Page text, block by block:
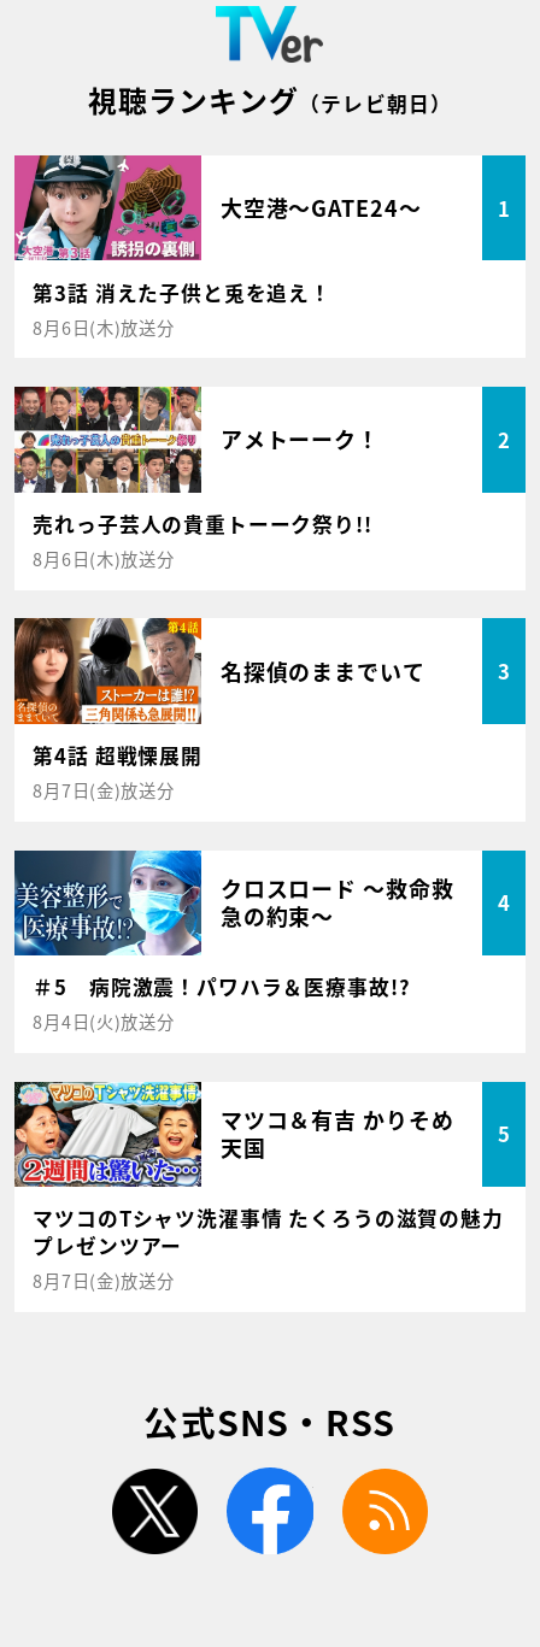
視聴ランキング （テレビ朝日）
大空港～GATE24～ 1
第3話 消えた子供と兎を追え！
8月6日(木)放送分
アメトーーク！ 2
売れっ子芸人の貴重トーーク祭り!!
8月6日(木)放送分
名探偵のままでいて 3
第4話 超戦慄展開
8月7日(金)放送分
クロスロード ～救命救
急の約束～
4
＃5 病院激震！パワハラ＆医療事故!?
8月4日(火)放送分
マツコ＆有吉 かりそめ
天国
5
マツコのTシャツ洗濯事情 たくろうの滋賀の魅力
プレゼンツアー
8月7日(金)放送分
公式SNS・RSS
twitter facebook